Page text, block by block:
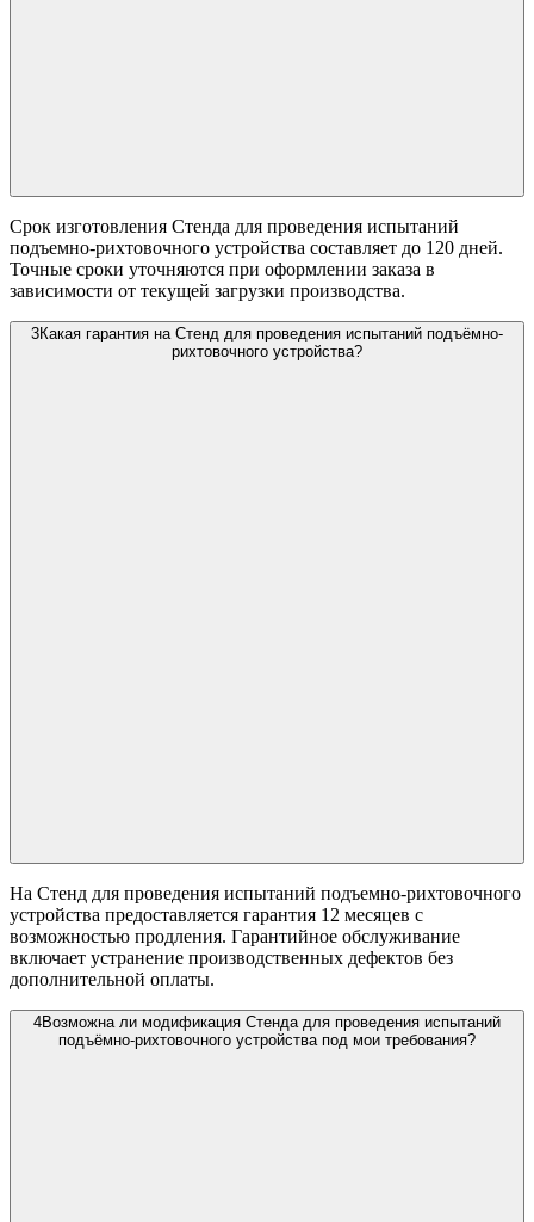
Срок изготовления Стенда для проведения испытаний
подъемно-рихтовочного устройства составляет до 120 дней.
Точные сроки уточняются при оформлении заказа в
зависимости от текущей загрузки производства.
3Какая гарантия на Стенд для проведения испытаний подъёмно-
рихтовочного устройства?
На Стенд для проведения испытаний подъемно-рихтовочного
устройства предоставляется гарантия 12 месяцев с
возможностью продления. Гарантийное обслуживание
включает устранение производственных дефектов без
дополнительной оплаты.
4Возможна ли модификация Стенда для проведения испытаний
подъёмно-рихтовочного устройства под мои требования?